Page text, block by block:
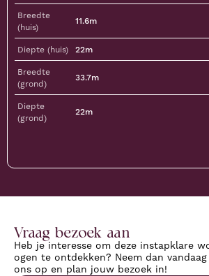
Breedte
(huis)
11.6m
Diepte (huis) 22m
Breedte
(grond)
33.7m
Diepte
(grond)
22m
Vraag bezoek aan
Heb je interesse om deze instapklare
ogen te ontdekken? Neem dan
ons op en plan jouw bezoek in!